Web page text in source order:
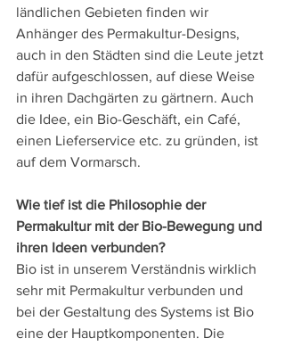
ländlichen Gebieten finden wir
Anhänger des Permakultur-Designs,
auch in den Städten sind die Leute jetzt
dafür aufgeschlossen, auf diese Weise
in ihren Dachgärten zu gärtnern. Auch
die Idee, ein Bio-Geschäft, ein Café,
einen Lieferservice etc. zu gründen, ist
auf dem Vormarsch.
Wie tief ist die Philosophie der
Permakultur mit der Bio-Bewegung und
ihren Ideen verbunden?
Bio ist in unserem Verständnis wirklich
sehr mit Permakultur verbunden und
bei der Gestaltung des Systems ist Bio
eine der Hauptkomponenten. Die